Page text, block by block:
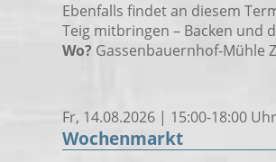
Ebenfalls findet an diesem
Teig mitbringen – Backen und
Wo? Gassenbauernhof-Mühle
Fr, 14.08.2026 | 15:00-18:00 Uhr
Wochenmarkt